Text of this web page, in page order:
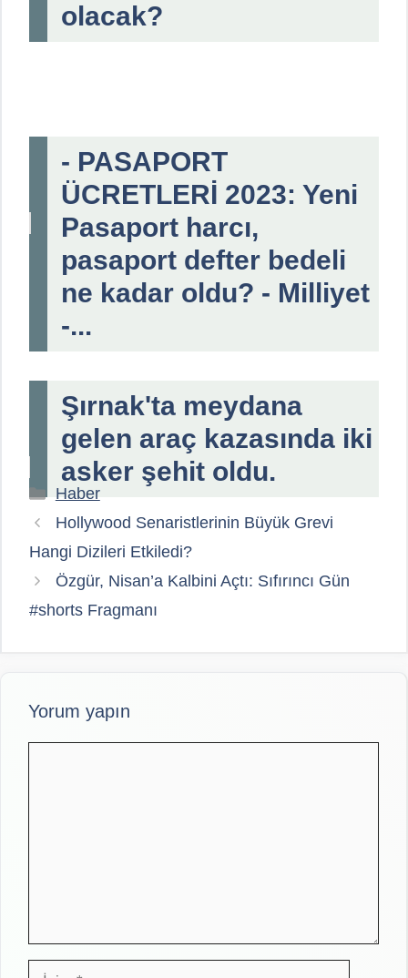
olacak?
- PASAPORT
ÜCRETLERİ 2023: Yeni
Pasaport harcı,
pasaport defter bedeli
ne kadar oldu? - Milliyet
-...
Şırnak'ta meydana
gelen araç kazasında iki
asker şehit oldu.
Kategoriler
Haber
Hollywood Senaristlerinin Büyük Grevi
Hangi Dizileri Etkiledi?
Özgür, Nisan’a Kalbini Açtı: Sıfırıncı Gün
#shorts Fragmanı
Yorum yapın
İsim